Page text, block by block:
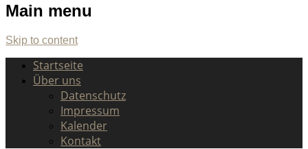
Main menu
Skip to content
Startseite
Über uns
Datenschutz
Impressum
Kalender
Kontakt